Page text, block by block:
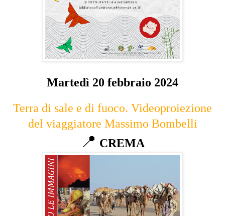
Martedì 20 febbraio 2024
Terra di sale e di fuoco. Videoproiezione
del viaggiatore Massimo Bombelli
📍 CREMA